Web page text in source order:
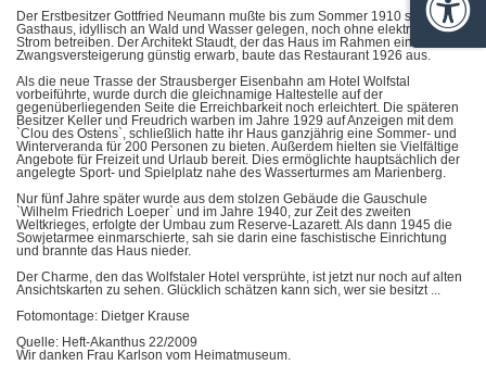
Der Erstbesitzer Gottfried Neumann mußte bis zum Sommer 1910 sein
Gasthaus, idyllisch an Wald und Wasser gelegen, noch ohne elektrischen
Strom betreiben. Der Architekt Staudt, der das Haus im Rahmen einer
Zwangsversteigerung günstig erwarb, baute das Restaurant 1926 aus.
Als die neue Trasse der Strausberger Eisenbahn am Hotel Wolfstal
vorbeiführte, wurde durch die gleichnamige Haltestelle auf der
gegenüberliegenden Seite die Erreichbarkeit noch erleichtert. Die späteren
Besitzer Keller und Freudrich warben im Jahre 1929 auf Anzeigen mit dem
`Clou des Ostens`, schließlich hatte ihr Haus ganzjährig eine Sommer- und
Winterveranda für 200 Personen zu bieten. Außerdem hielten sie Vielfältige
Angebote für Freizeit und Urlaub bereit. Dies ermöglichte hauptsächlich der
angelegte Sport- und Spielplatz nahe des Wasserturmes am Marienberg.
Nur fünf Jahre später wurde aus dem stolzen Gebäude die Gauschule
`Wilhelm Friedrich Loeper` und im Jahre 1940, zur Zeit des zweiten
Weltkrieges, erfolgte der Umbau zum Reserve-Lazarett. Als dann 1945 die
Sowjetarmee einmarschierte, sah sie darin eine faschistische Einrichtung
und brannte das Haus nieder.
Der Charme, den das Wolfstaler Hotel versprühte, ist jetzt nur noch auf alten
Ansichtskarten zu sehen. Glücklich schätzen kann sich, wer sie besitzt ...
Fotomontage: Dietger Krause
Quelle: Heft-Akanthus 22/2009
Wir danken Frau Karlson vom Heimatmuseum.